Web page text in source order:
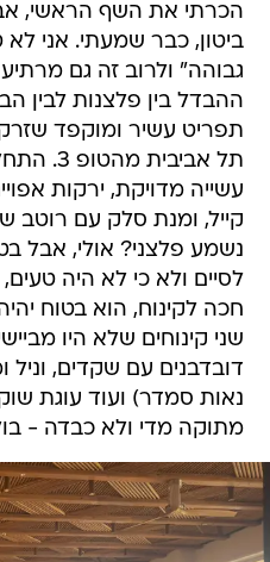
הכרתי את השף הראשי,
ביטון, כבר שמעתי. אני לא
גבוהה" ולרוב זה גם
ההבדל בין פלצנות לבין
תפריט עשיר ומוקפד
תל
עשייה מדויקת, ירקות
קייל, ומנת סלק עם רוטב
נשמע פלצני? אולי, אבל
לסיים ולא כי לא היה
חכה לקינוח, הוא בטוח
שני קינוחים שלא היו
דובדבנים עם שקדים,
נאות סמדר) ועוד עוגת
מתוקה מדי ולא כבדה -